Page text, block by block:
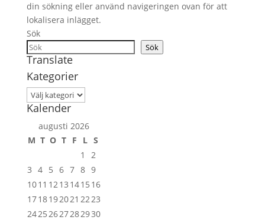
din sökning eller använd navigeringen ovan för att
lokalisera inlägget.
Sök
Sök
Translate
Kategorier
Kategorier
Kalender
augusti 2026
M T O T F L S
1
2
3 4 5 6 7 8 9
1011 1213 1415 16
1718192021 2223
24252627282930